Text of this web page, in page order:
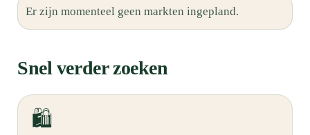
Er zijn momenteel geen markten ingepland.
Snel verder zoeken
🛍️